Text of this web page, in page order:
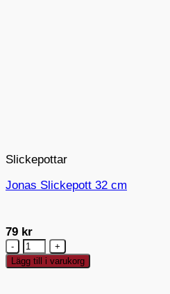
Slickepottar
Jonas Slickepott 32 cm
79 kr
Jonas
Slickepott
32
Lägg till i varukorg